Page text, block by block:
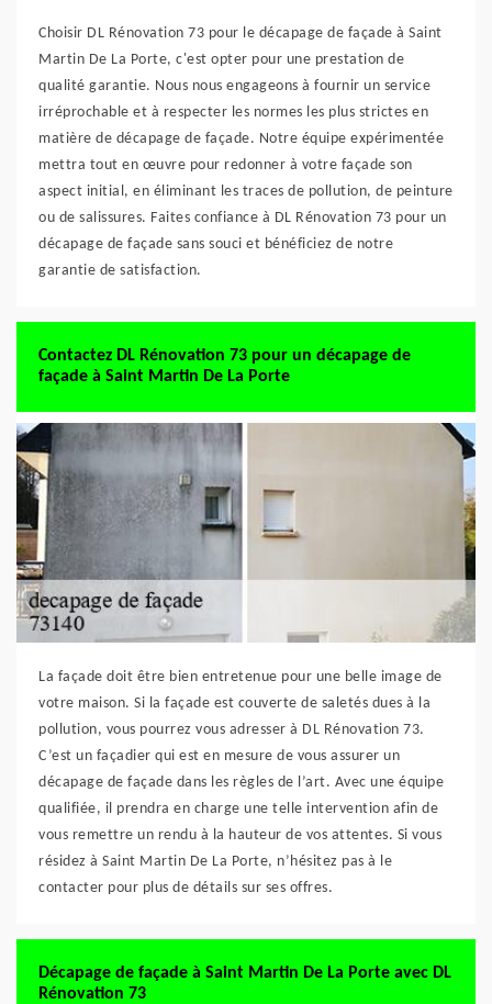
Choisir DL Rénovation 73 pour le décapage de façade à Saint
Martin De La Porte, c'est opter pour une prestation de
qualité garantie. Nous nous engageons à fournir un service
irréprochable et à respecter les normes les plus strictes en
matière de décapage de façade. Notre équipe expérimentée
mettra tout en œuvre pour redonner à votre façade son
aspect initial, en éliminant les traces de pollution, de peinture
ou de salissures. Faites confiance à DL Rénovation 73 pour un
décapage de façade sans souci et bénéficiez de notre
garantie de satisfaction.
Contactez DL Rénovation 73 pour un décapage de
façade à Saint Martin De La Porte
La façade doit être bien entretenue pour une belle image de
votre maison. Si la façade est couverte de saletés dues à la
pollution, vous pourrez vous adresser à DL Rénovation 73.
C’est un façadier qui est en mesure de vous assurer un
décapage de façade dans les règles de l’art. Avec une équipe
qualifiée, il prendra en charge une telle intervention afin de
vous remettre un rendu à la hauteur de vos attentes. Si vous
résidez à Saint Martin De La Porte, n’hésitez pas à le
contacter pour plus de détails sur ses offres.
Décapage de façade à Saint Martin De La Porte avec DL
Rénovation 73